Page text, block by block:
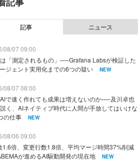
記事 ニュース
08/07 09:00
「測定されるもの」──Grafana Labsが検証した
ジェント実用化までの6つの疑い
NEW
08/07 08:00
で速く作れても成果は増えないのか──及川卓也
く、AIネイティブ時代に人間が手放してはいけな
の仕事
NEW
08/06 09:00
1.6倍、変更行数1.8倍、平均マージ時間37%削減
が進めるAI駆動開発の現在地
NEW